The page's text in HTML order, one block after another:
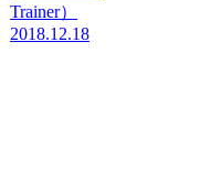
Trainer）
2018.12.18